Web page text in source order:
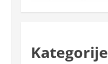
Kategorije